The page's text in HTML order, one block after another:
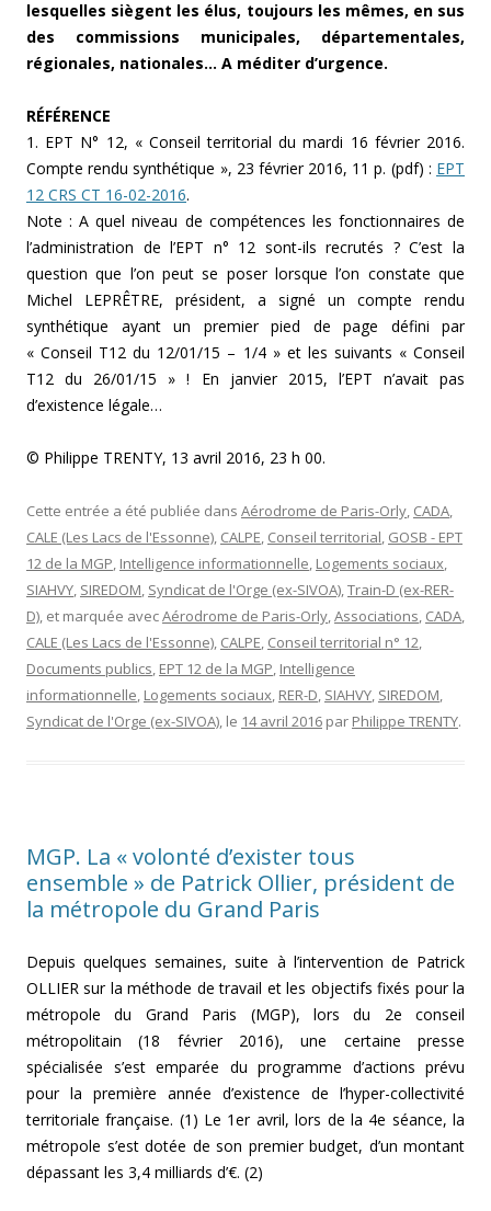
lesquelles siègent les élus, toujours les mêmes, en sus
des commissions municipales, départementales,
régionales, nationales… A méditer d’urgence.
RÉFÉRENCE
1. EPT N° 12, « Conseil territorial du mardi 16 février 2016.
Compte rendu synthétique », 23 février 2016, 11 p. (pdf) : EPT
12 CRS CT 16-02-2016.
Note : A quel niveau de compétences les fonctionnaires de
l’administration de l’EPT n° 12 sont-ils recrutés ? C’est la
question que l’on peut se poser lorsque l’on constate que
Michel LEPRÊTRE, président, a signé un compte rendu
synthétique ayant un premier pied de page défini par
« Conseil T12 du 12/01/15 – 1/4 » et les suivants « Conseil
T12 du 26/01/15 » ! En janvier 2015, l’EPT n’avait pas
d’existence légale…
© Philippe TRENTY, 13 avril 2016, 23 h 00.
Cette entrée a été publiée dans Aérodrome de Paris-Orly, CADA,
CALE (Les Lacs de l'Essonne), CALPE, Conseil territorial, GOSB - EPT
12 de la MGP, Intelligence informationnelle, Logements sociaux,
SIAHVY, SIREDOM, Syndicat de l'Orge (ex-SIVOA),Train-D (ex-RER-
D), et marquée avecAérodrome de Paris-Orly,Associations, CADA,
CALE (Les Lacs de l'Essonne), CALPE, Conseil territorial n° 12,
Documents publics, EPT 12 de la MGP, Intelligence
informationnelle, Logements sociaux, RER-D, SIAHVY, SIREDOM,
Syndicat de l'Orge (ex-SIVOA), le 14 avril 2016 par Philippe TRENTY.
MGP. La « volonté d’exister tous
ensemble » de Patrick Ollier, président de
la métropole du Grand Paris
Depuis quelques semaines, suite à l’intervention de Patrick
OLLIER sur la méthode de travail et les objectifs fixés pour la
métropole du Grand Paris (MGP), lors du 2e conseil
métropolitain (18 février 2016), une certaine presse
spécialisée s’est emparée du programme d’actions prévu
pour la première année d’existence de l’hyper-collectivité
territoriale française. (1) Le 1er avril, lors de la 4e séance, la
métropole s’est dotée de son premier budget, d’un montant
dépassant les 3,4 milliards d’€. (2)